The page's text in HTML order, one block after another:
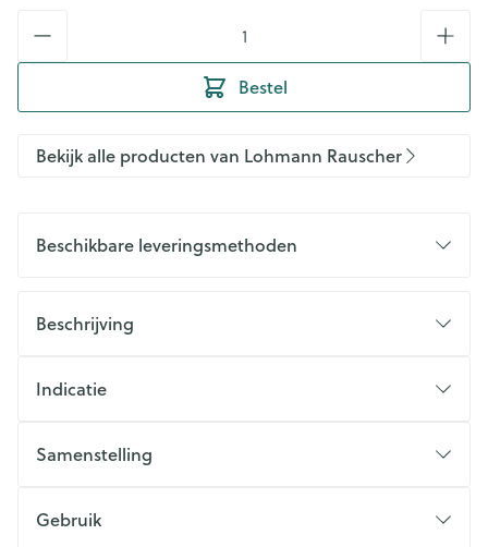
Bestel
Bekijk alle producten van Lohmann Rauscher
Beschikbare leveringsmethoden
Beschrijving
Indicatie
Samenstelling
Gebruik